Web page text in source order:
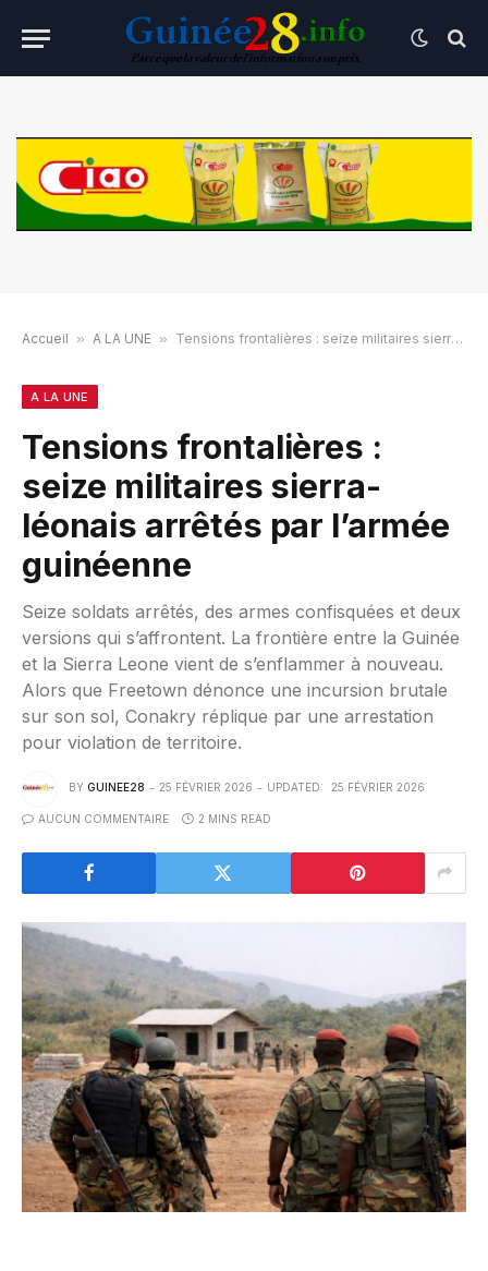
Accueil » A LA UNE » Tensions frontalières : seize militaires sierra-léonais arrêtés par l’armée guinéenne
A LA UNE
Tensions frontalières :
seize militaires sierra-
léonais arrêtés par l’armée
guinéenne
Seize soldats arrêtés, des armes confisquées et deux
versions qui s’affrontent. La frontière entre la Guinée
et la Sierra Leone vient de s’enflammer à nouveau.
Alors que Freetown dénonce une incursion brutale
sur son sol, Conakry réplique par une arrestation
pour violation de territoire.
BY GUINEE28 25 FÉVRIER 2026 UPDATED: 25 FÉVRIER 2026
AUCUN COMMENTAIRE 2 MINS READ